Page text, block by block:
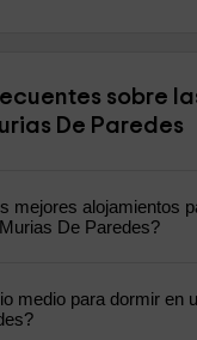
sobre
De Paredes
mejores alojamientos
De Paredes?
medio para dormir en